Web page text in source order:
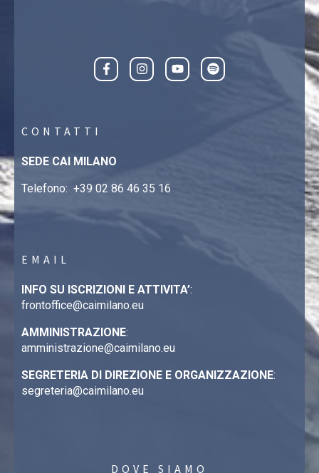
CONTATTI
SEDE CAI MILANO
Telefono: +39 02 86 46 35 16
EMAIL
INFO SU ISCRIZIONI E ATTIVITA’:
frontoffice@caimilano.eu
AMMINISTRAZIONE:
amministrazione@caimilano.eu
SEGRETERIA DI DIREZIONE E ORGANIZZAZIONE:
segreteria@caimilano.eu
DOVE SIAMO